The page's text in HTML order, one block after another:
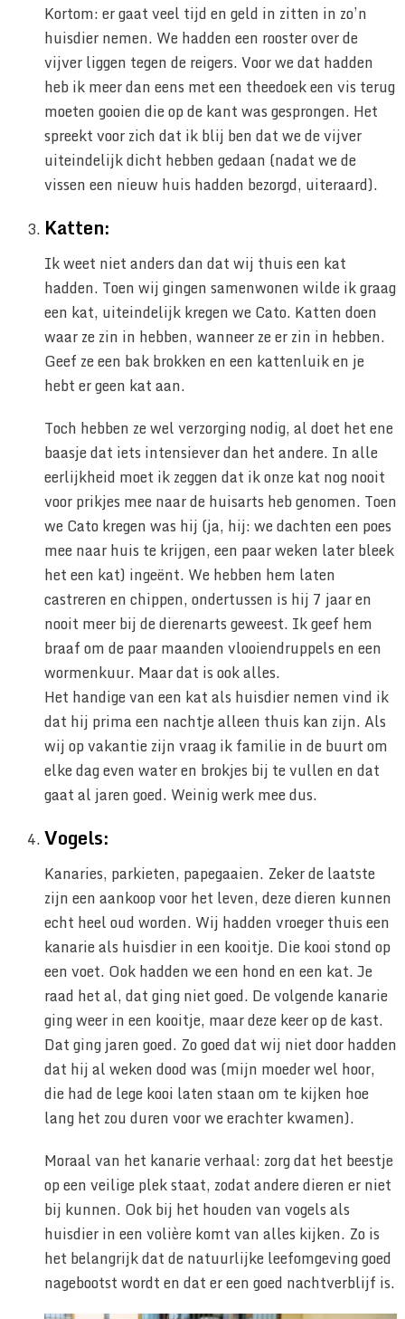
Kortom: er gaat veel tijd en geld in zitten in zo’n
huisdier nemen. We hadden een rooster over de
vijver liggen tegen de reigers. Voor we dat hadden
heb ik meer dan eens met een theedoek een vis terug
moeten gooien die op de kant was gesprongen. Het
spreekt voor zich dat ik blij ben dat we de vijver
uiteindelijk dicht hebben gedaan (nadat we de
vissen een nieuw huis hadden bezorgd, uiteraard).
Katten:
Ik weet niet anders dan dat wij thuis een kat
hadden. Toen wij gingen samenwonen wilde ik graag
een kat, uiteindelijk kregen we Cato. Katten doen
waar ze zin in hebben, wanneer ze er zin in hebben.
Geef ze een bak brokken en een kattenluik en je
hebt er geen kat aan.
Toch hebben ze wel verzorging nodig, al doet het ene
baasje dat iets intensiever dan het andere. In alle
eerlijkheid moet ik zeggen dat ik onze kat nog nooit
voor prikjes mee naar de huisarts heb genomen. Toen
we Cato kregen was hij (ja, hij: we dachten een poes
mee naar huis te krijgen, een paar weken later bleek
het een kat) ingeënt. We hebben hem laten
castreren en chippen, ondertussen is hij 7 jaar en
nooit meer bij de dierenarts geweest. Ik geef hem
braaf om de paar maanden vlooiendruppels en een
wormenkuur. Maar dat is ook alles.
Het handige van een kat als huisdier nemen vind ik
dat hij prima een nachtje alleen thuis kan zijn. Als
wij op vakantie zijn vraag ik familie in de buurt om
elke dag even water en brokjes bij te vullen en dat
gaat al jaren goed. Weinig werk mee dus.
Vogels:
Kanaries, parkieten, papegaaien. Zeker de laatste
zijn een aankoop voor het leven, deze dieren kunnen
echt heel oud worden. Wij hadden vroeger thuis een
kanarie als huisdier in een kooitje. Die kooi stond op
een voet. Ook hadden we een hond en een kat. Je
raad het al, dat ging niet goed. De volgende kanarie
ging weer in een kooitje, maar deze keer op de kast.
Dat ging jaren goed. Zo goed dat wij niet door hadden
dat hij al weken dood was (mijn moeder wel hoor,
die had de lege kooi laten staan om te kijken hoe
lang het zou duren voor we erachter kwamen).
Moraal van het kanarie verhaal: zorg dat het beestje
op een veilige plek staat, zodat andere dieren er niet
bij kunnen. Ook bij het houden van vogels als
huisdier in een volière komt van alles kijken. Zo is
het belangrijk dat de natuurlijke leefomgeving goed
nagebootst wordt en dat er een goed nachtverblijf is.